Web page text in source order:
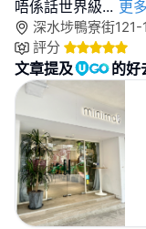
唔係話世界級... 更多
深水埗鴨寮街
評分
文章提及 的好